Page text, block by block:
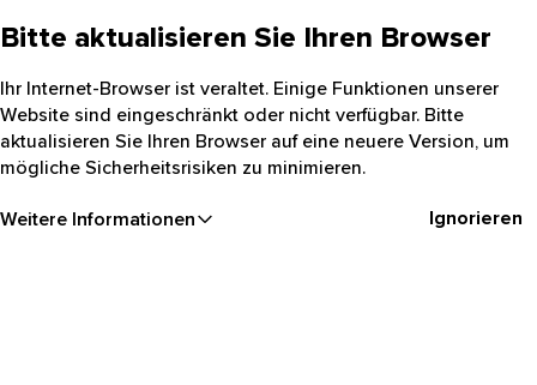
Bitte aktualisieren Sie Ihren Browser
Ihr Internet-Browser ist veraltet. Einige Funktionen unserer
Website sind eingeschränkt oder nicht verfügbar. Bitte
aktualisieren Sie Ihren Browser auf eine neuere Version, um
mögliche Sicherheitsrisiken zu minimieren.
Weitere Informationen Ignorieren